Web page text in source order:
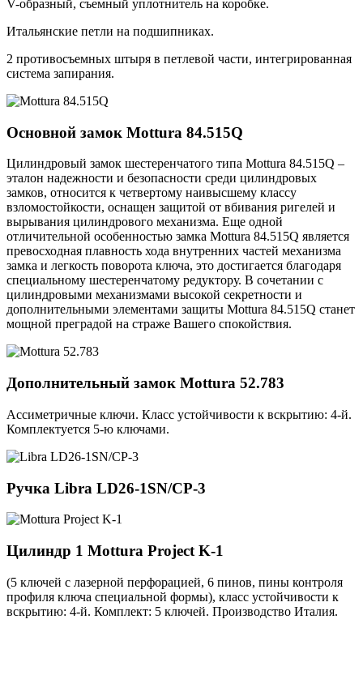
V-образный, съемный уплотнитель на коробке.
Итальянские петли на подшипниках.
2 противосъемных штыря в петлевой части, интегрированная
система запирания.
Основной замок Mottura 84.515Q
Цилиндровый замок шестеренчатого типа Mottura 84.515Q –
эталон надежности и безопасности среди цилиндровых
замков, относится к четвертому наивысшему классу
взломостойкости, оснащен защитой от вбивания ригелей и
вырывания цилиндрового механизма. Еще одной
отличительной особенностью замка Mottura 84.515Q является
превосходная плавность хода внутренних частей механизма
замка и легкость поворота ключа, это достигается благодаря
специальному шестеренчатому редуктору. В сочетании с
цилиндровыми механизмами высокой секретности и
дополнительными элементами защиты Mottura 84.515Q станет
мощной преградой на страже Вашего спокойствия.
Дополнительный замок Mottura 52.783
Ассиметричные ключи. Класс устойчивости к вскрытию: 4-й.
Комплектуется 5-ю ключами.
Ручка Libra LD26-1SN/CP-3
Цилиндр 1 Mottura Project K-1
(5 ключей с лазерной перфорацией, 6 пинов, пины контроля
профиля ключа специальной формы), класс устойчивости к
вскрытию: 4-й. Комплект: 5 ключей. Производство Италия.